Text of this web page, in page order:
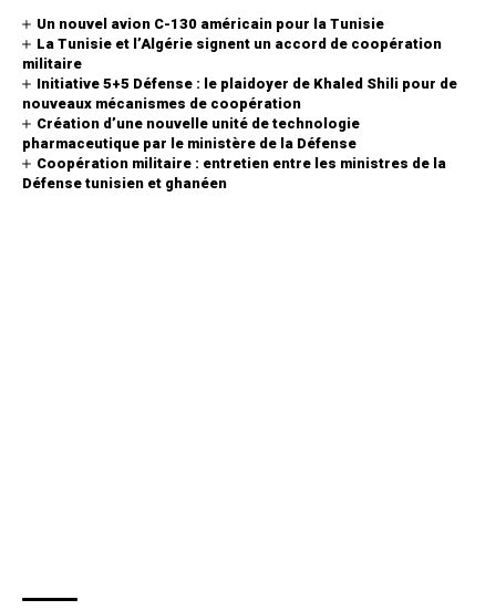
Un nouvel avion C-130 américain pour la Tunisie
La Tunisie et l’Algérie signent un accord de coopération
militaire
Initiative 5+5 Défense : le plaidoyer de Khaled Shili pour de
nouveaux mécanismes de coopération
Création d’une nouvelle unité de technologie
pharmaceutique par le ministère de la Défense
Coopération militaire : entretien entre les ministres de la
Défense tunisien et ghanéen